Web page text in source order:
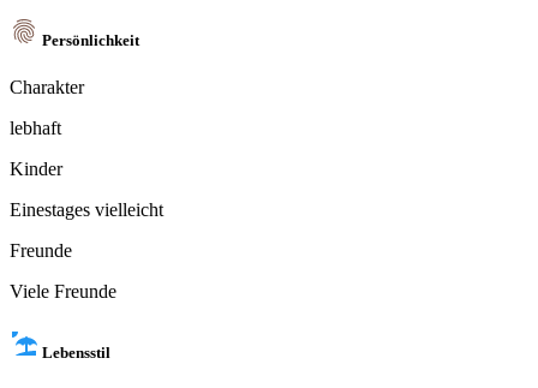
Persönlichkeit
Charakter
lebhaft
Kinder
Einestages vielleicht
Freunde
Viele Freunde
Lebensstil